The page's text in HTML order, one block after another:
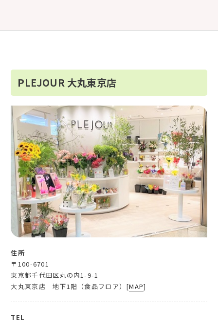
PLEJOUR 大丸東京店
住所
〒100-6701
東京都千代田区丸の内1-9-1
大丸東京店 地下1階（食品フロア）[MAP]
TEL